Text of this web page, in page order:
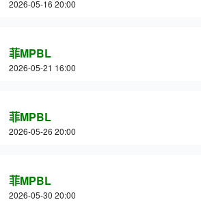
2026-05-16 20:00
菲MPBL
2026-05-21 16:00
菲MPBL
2026-05-26 20:00
菲MPBL
2026-05-30 20:00